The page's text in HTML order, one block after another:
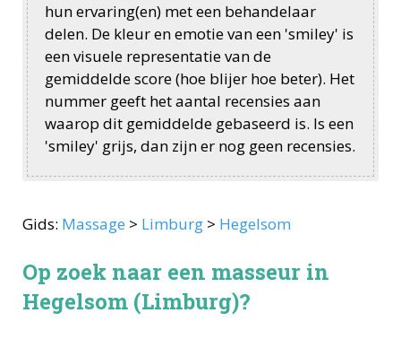
hun ervaring(en) met een behandelaar
delen. De kleur en emotie van een 'smiley' is
een visuele representatie van de
gemiddelde score (hoe blijer hoe beter). Het
nummer geeft het aantal recensies aan
waarop dit gemiddelde gebaseerd is. Is een
'smiley' grijs, dan zijn er nog geen recensies.
Gids: Massage > Limburg > Hegelsom
Op zoek naar een masseur in
Hegelsom (Limburg)?